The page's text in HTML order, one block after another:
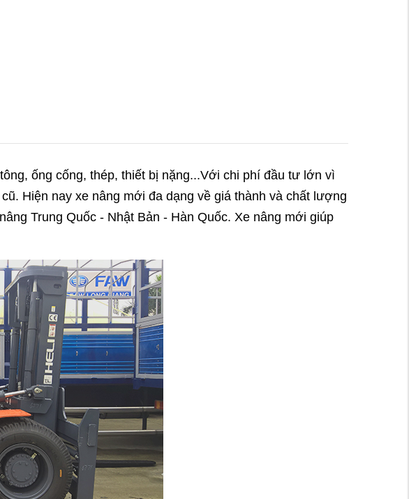
ống cống, thép, thiết bị nặng...Với chi phí đầu tư lớn vì
Hiện nay xe nâng mới đa dạng về giá thành và chất lượng
Trung Quốc - Nhật Bản - Hàn Quốc. Xe nâng mới giúp